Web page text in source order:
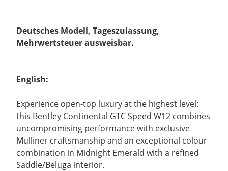
Deutsches Modell, Tageszulassung,
Mehrwertsteuer ausweisbar.
English:
Experience open-top luxury at the highest level:
this Bentley Continental GTC Speed W12 combines
uncompromising performance with exclusive
Mulliner craftsmanship and an exceptional colour
combination in Midnight Emerald with a refined
Saddle/Beluga interior.